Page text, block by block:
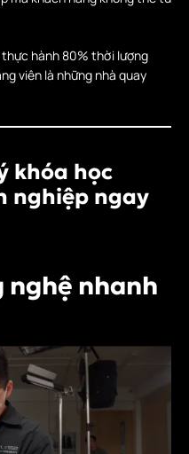
hành 80% thời lượng
viên là những nhà quay
khóa học
nghiệp ngay
nghệ nhanh